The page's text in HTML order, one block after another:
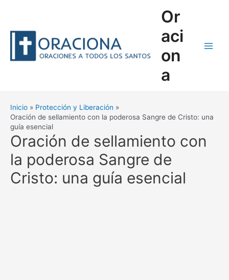
Or
aci
on
a
Inicio
Protección y Liberación
Oración de sellamiento con la poderosa Sangre de Cristo: una
guía esencial
Oración de sellamiento con
la poderosa Sangre de
Cristo: una guía esencial